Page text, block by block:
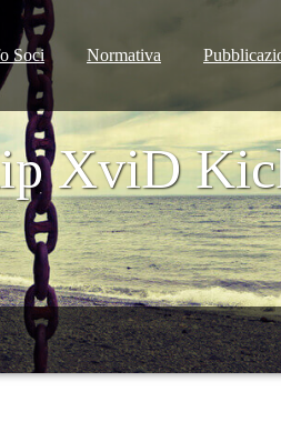
Soci Normativa
XviD